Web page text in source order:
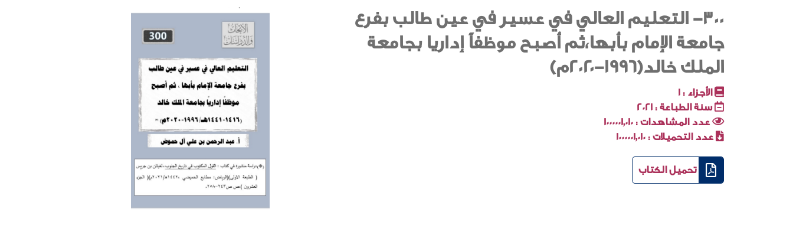
300- التعليم العالي في عسير في عين طالب بفرع
جامعة الإمام بأبها،ثم أصبح موظفاً إداريا بجامعة
الملك خالد(١٩٩٦-٢٠٢٠م)
الأجزاء : 1
سنة الطباعة : 2021
عدد المشاهدات : 1000001٬010
عدد التحميلات : 1000001٬010
تحميل الكتاب